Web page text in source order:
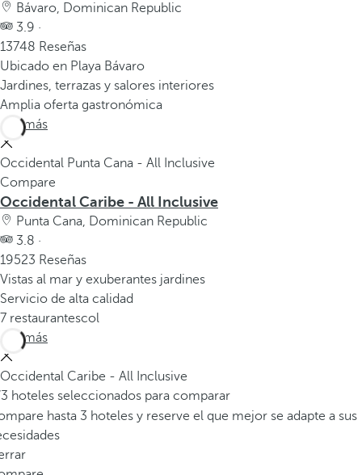
Bávaro, Dominican Republic
3.9 ·
13748 Reseñas
Ubicado en Playa Bávaro
Jardines, terrazas y salores interiores
Amplia oferta gastronómica
Ver más
Occidental Punta Cana - All Inclusive
Compare
Occidental Caribe - All Inclusive
Punta Cana, Dominican Republic
3.8 ·
19523 Reseñas
Vistas al mar y exuberantes jardines
Servicio de alta calidad
7 restaurantescol
Ver más
Occidental Caribe - All Inclusive
hoteles seleccionados para comparar
hasta 3 hoteles y reserve el que mejor se adapte a sus